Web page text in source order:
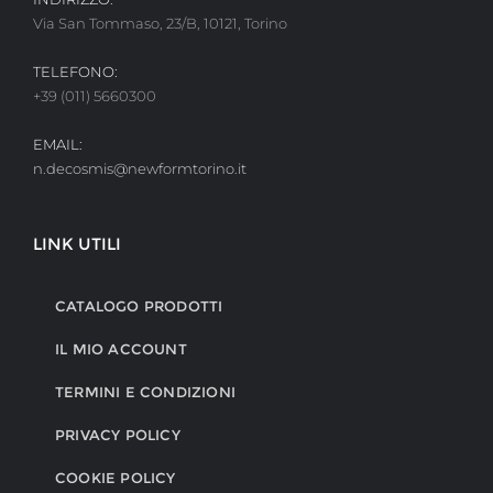
Via San Tommaso, 23/B, 10121, Torino
TELEFONO:
+39 (011) 5660300
EMAIL:
n.decosmis@newformtorino.it
LINK UTILI
CATALOGO PRODOTTI
IL MIO ACCOUNT
TERMINI E CONDIZIONI
PRIVACY POLICY
COOKIE POLICY